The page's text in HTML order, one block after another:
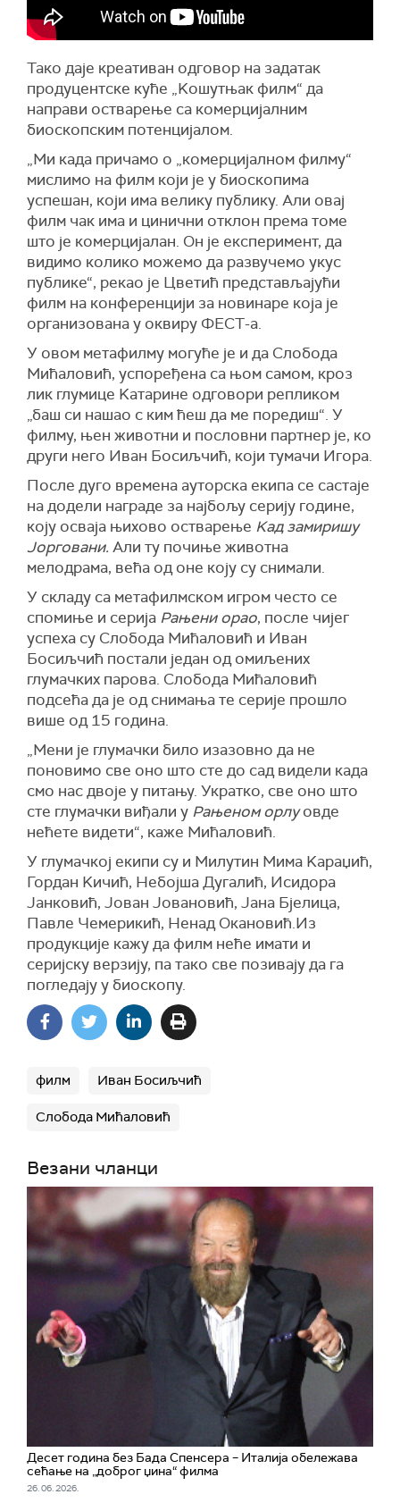
Тако даје креативан одговор на задатак
продуцентске куће „Kошутњак филм“ да
направи остварење са комерцијалним
биоскопским потенцијалом.
„Ми када причамо о „комерцијалном филму“
мислимо на филм који је у биоскопима
успешан, који има велику публику. Али овај
филм чак има и цинични отклон према томе
што је комерцијалан. Он је експеримент, да
видимо колико можемо да развучемо укус
публике“, рекао је Цветић представљајући
филм на конференцији за новинаре која је
организована у оквиру ФЕСТ-а.
У овом метафилму могуће је и да Слобода
Мићаловић, успоређена са њом самом, кроз
лик глумице Kатарине одговори репликом
„баш си нашао с ким ћеш да ме поредиш“. У
филму, њен животни и пословни партнер је, ко
други него Иван Босиљчић, који тумачи Игора.
После дуго времена ауторска екипа се састаје
на додели награде за најбољу серију године,
коју осваја њихово остварење Kад замиришу
Јорговани. Али ту почиње животна
мелодрама, већа од оне коју су снимали.
У складу са метафилмском игром често се
спомиње и серија Рањени орао, после чијег
успеха су Слобода Мићаловић и Иван
Босиљчић постали један од омиљених
глумачких парова. Слобода Мићаловић
подсећа да је од снимања те серије прошло
више од 15 година.
„Мени је глумачки било изазовно да не
поновимо све оно што сте до сад видели када
смо нас двоје у питању. Укратко, све оно што
сте глумачки виђали у Рањеном орлуовде
нећете видети“, каже Мићаловић.
У глумачкој екипи су и Милутин Мима Kараџић,
Гордан Kичић, Небојша Дугалић, Исидора
Јанковић, Јован Јовановић, Јана Бјелица,
Павле Чемерикић, Ненад Окановић.Из
продукције кажу да филм неће имати и
серијску верзију, па тако све позивају да га
погледају у биоскопу.
филм Иван Босиљчић
Слобода Мићаловић
Везани чланци
Десет година без Бада Спенсера – Италија обележава
сећање на „доброг џина“ филма
26. 06. 2026.